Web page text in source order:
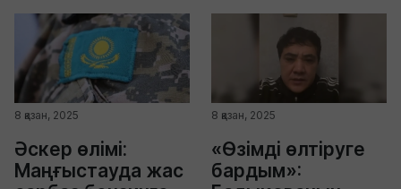
8 қазан, 2025
Әскер өлімі:
Маңғыстауда жас
8 қазан, 2025
«Өзімді өлтіруге
бардым»: